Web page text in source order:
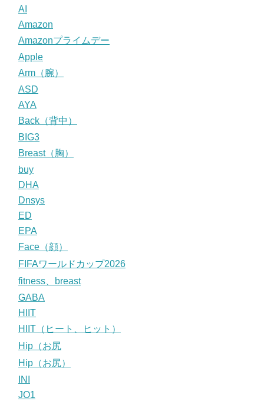
AI
Amazon
Amazonプライムデー
Apple
Arm（腕）
ASD
AYA
Back（背中）
BIG3
Breast（胸）
buy
DHA
Dnsys
ED
EPA
Face（顔）
FIFAワールドカップ2026
fitness、breast
GABA
HIIT
HIIT（ヒート、ヒット）
Hip（お尻
Hip（お尻）
INI
JO1